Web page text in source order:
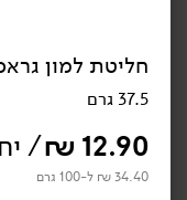
חליטת תה אנגלי
'יזרעאל'
50 גרם
חליטת למון
37.5 גרם
12.90
₪
/
34.40 ₪ ל-100 גרם